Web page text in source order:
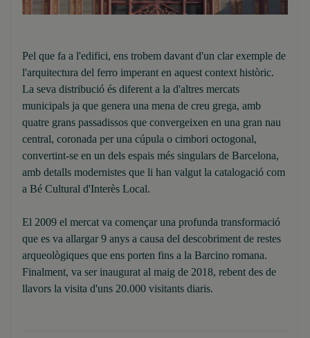
Pel que fa a l'edifici, ens trobem davant d'un clar exemple de
l'arquitectura del ferro imperant en aquest context històric.
La seva distribució és diferent a la d'altres mercats
municipals ja que genera una mena de creu grega, amb
quatre grans passadissos que convergeixen en una gran nau
central, coronada per una cúpula o cimbori octogonal,
convertint-se en un dels espais més singulars de Barcelona,
amb detalls modernistes que li han valgut la catalogació com
a Bé Cultural d'Interès Local.
El 2009 el mercat va començar una profunda transformació
que es va allargar 9 anys a causa del descobriment de restes
arqueològiques que ens porten fins a la Barcino romana.
Finalment, va ser inaugurat al maig de 2018, rebent des de
llavors la visita d'uns 20.000 visitants diaris.